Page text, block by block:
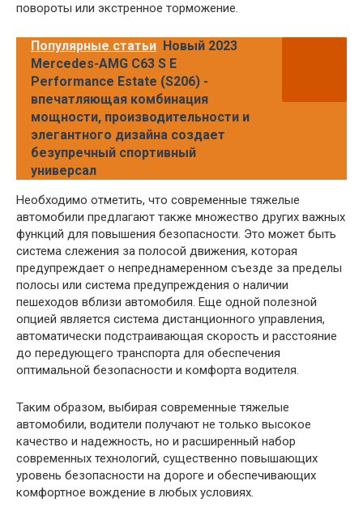
повороты или экстренное торможение.
Популярные статьи Новый 2023
Mercedes-AMG C63 S E
Performance Estate (S206) -
впечатляющая комбинация
мощности, производительности и
элегантного дизайна создает
безупречный спортивный
универсал
Необходимо отметить, что современные тяжелые
автомобили предлагают также множество других важных
функций для повышения безопасности. Это может быть
система слежения за полосой движения, которая
предупреждает о непреднамеренном съезде за пределы
полосы или система предупреждения о наличии
пешеходов вблизи автомобиля. Еще одной полезной
опцией является система дистанционного управления,
автоматически подстраивающая скорость и расстояние
до передующего транспорта для обеспечения
оптимальной безопасности и комфорта водителя.
Таким образом, выбирая современные тяжелые
автомобили, водители получают не только высокое
качество и надежность, но и расширенный набор
современных технологий, существенно повышающих
уровень безопасности на дороге и обеспечивающих
комфортное вождение в любых условиях.